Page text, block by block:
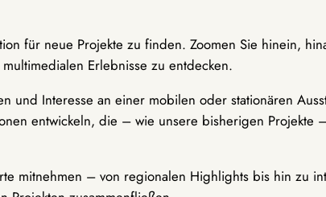
für neue Projekte zu finden. Zoomen Sie hinein,
Erlebnisse zu entdecken.
und Interesse an einer mobilen oder stationären
entwickeln, die – wie unsere bisherigen
mitnehmen – von regionalen Highlights bis hin zu